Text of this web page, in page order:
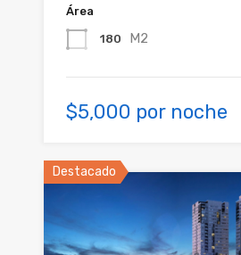
Área
180 M2
$5,000 por noche
Destacado